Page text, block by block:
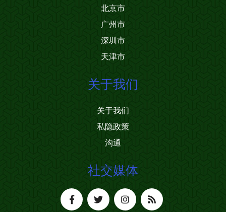
北京市
广州市
深圳市
天津市
关于我们
关于我们
私隐政策
沟通
社交媒体